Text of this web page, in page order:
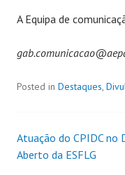
A Equipa de
Posted in Destaques,
Atuação do CPIDC no
Aberto da ESFLG